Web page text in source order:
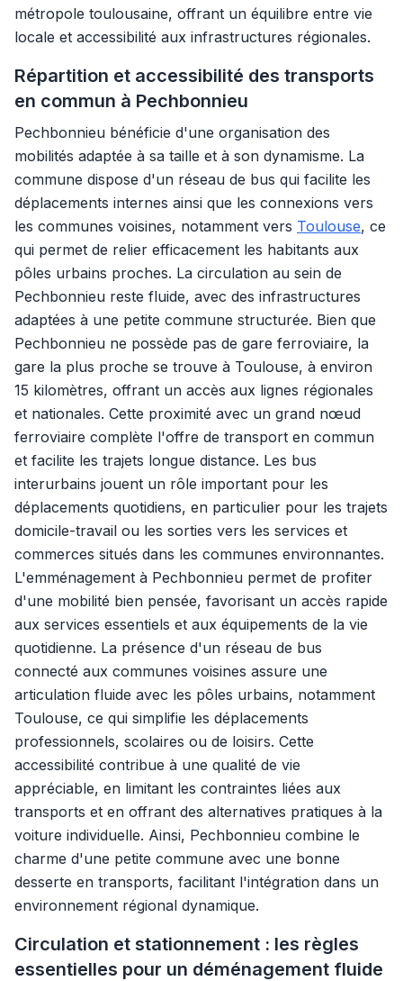
métropole toulousaine, offrant un équilibre entre vie
locale et accessibilité aux infrastructures régionales.
Répartition et accessibilité des transports
en commun à Pechbonnieu
Pechbonnieu bénéficie d'une organisation des
mobilités adaptée à sa taille et à son dynamisme. La
commune dispose d'un réseau de bus qui facilite les
déplacements internes ainsi que les connexions vers
les communes voisines, notamment vers Toulouse, ce
qui permet de relier efficacement les habitants aux
pôles urbains proches. La circulation au sein de
Pechbonnieu reste fluide, avec des infrastructures
adaptées à une petite commune structurée. Bien que
Pechbonnieu ne possède pas de gare ferroviaire, la
gare la plus proche se trouve à Toulouse, à environ
15 kilomètres, offrant un accès aux lignes régionales
et nationales. Cette proximité avec un grand nœud
ferroviaire complète l'offre de transport en commun
et facilite les trajets longue distance. Les bus
interurbains jouent un rôle important pour les
déplacements quotidiens, en particulier pour les trajets
domicile-travail ou les sorties vers les services et
commerces situés dans les communes environnantes.
L'emménagement à Pechbonnieu permet de profiter
d'une mobilité bien pensée, favorisant un accès rapide
aux services essentiels et aux équipements de la vie
quotidienne. La présence d'un réseau de bus
connecté aux communes voisines assure une
articulation fluide avec les pôles urbains, notamment
Toulouse, ce qui simplifie les déplacements
professionnels, scolaires ou de loisirs. Cette
accessibilité contribue à une qualité de vie
appréciable, en limitant les contraintes liées aux
transports et en offrant des alternatives pratiques à la
voiture individuelle. Ainsi, Pechbonnieu combine le
charme d'une petite commune avec une bonne
desserte en transports, facilitant l'intégration dans un
environnement régional dynamique.
Circulation et stationnement : les règles
essentielles pour un déménagement fluide